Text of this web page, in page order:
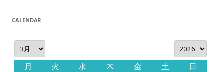
CALENDAR
月 火 水 木 金 土 日